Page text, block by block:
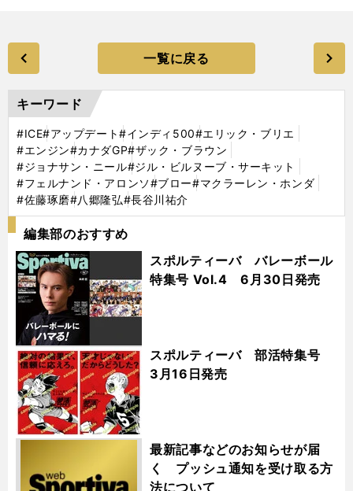
一覧に戻る
キーワード
#ICE#アップデート#インディ500#エリック・ブリエ
#エンジン#カナダGP#ザック・ブラウン
#ジョナサン・ニール#ジル・ビルヌーブ・サーキット
#フェルナンド・アロンソ#ブロー#マクラーレン・ホンダ
#佐藤琢磨#八郷隆弘#長谷川祐介
編集部のおすすめ
スポルティーバ バレーボール
特集号 Vol.4 6月30日発売
スポルティーバ 部活特集号
3月16日発売
最新記事などのお知らせが届
く プッシュ通知を受け取る方
法について